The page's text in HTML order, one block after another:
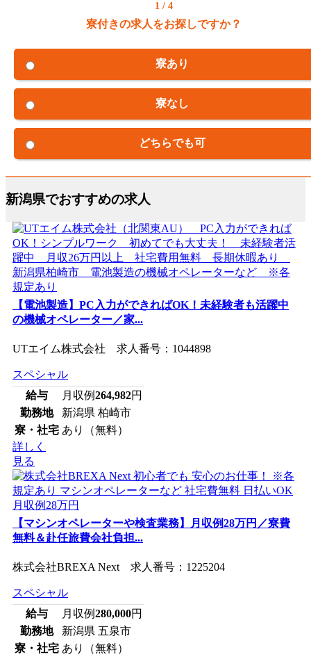
1 / 4
寮付きの求人をお探しですか？
寮あり
寮なし
どちらでも可
新潟県でおすすめの求人
【電池製造】PC入力ができればOK！未経験者も活躍中
の機械オペレーター／家...
UTエイム株式会社 求人番号：1044898
スペシャル
給与
月収例264,982円
勤務地
新潟県 柏崎市
寮・社宅 あり（無料）
詳しく
見る
【マシンオペレーターや検査業務】月収例28万円／寮費
無料＆赴任旅費会社負担...
株式会社BREXA Next 求人番号：1225204
スペシャル
給与
月収例280,000円
勤務地
新潟県 五泉市
寮・社宅 あり（無料）